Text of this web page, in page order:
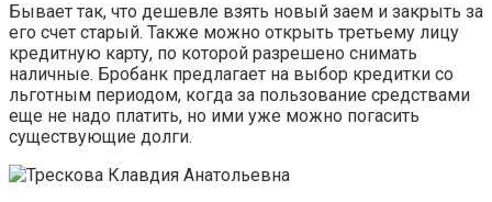
Бывает так, что дешевле взять новый заем и закрыть за
его счет старый. Также можно открыть третьему лицу
кредитную карту, по которой разрешено снимать
наличные. Бробанк предлагает на выбор кредитки со
льготным периодом, когда за пользование средствами
еще не надо платить, но ими уже можно погасить
существующие долги.